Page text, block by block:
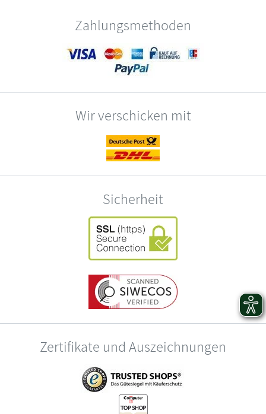
Zahlungsmethoden
Wir verschicken mit
Sicherheit
Zertifikate und Auszeichnungen